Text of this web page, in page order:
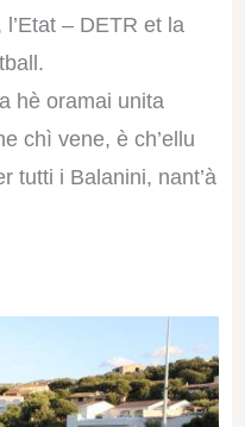
– DETR et la
hè oramai unita
chì vene, è ch’ellu
tutti i Balanini, nant’à